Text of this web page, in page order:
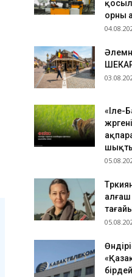
ТҮРКІСТАН: Нұралхан
қабылдап, мәселесін
Қазақстан ұлттық
футболшысы қайтыс
06.08.2026 17:32
саны көбейіп жатыр
орны
«Іле-
алғаш